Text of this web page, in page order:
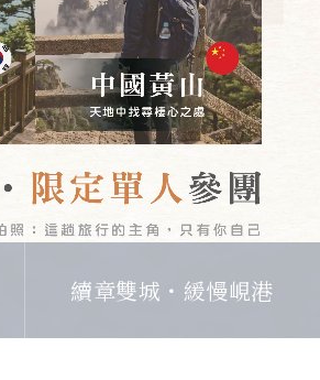
續章雙城・緩慢峴港